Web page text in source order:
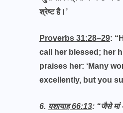
श्रेष्ट है।’
Proverbs 31:28–29:
call her blessed; her
praises her: ‘Many
excellently, but you
6. यशायाह 66:13: “जैसे मां